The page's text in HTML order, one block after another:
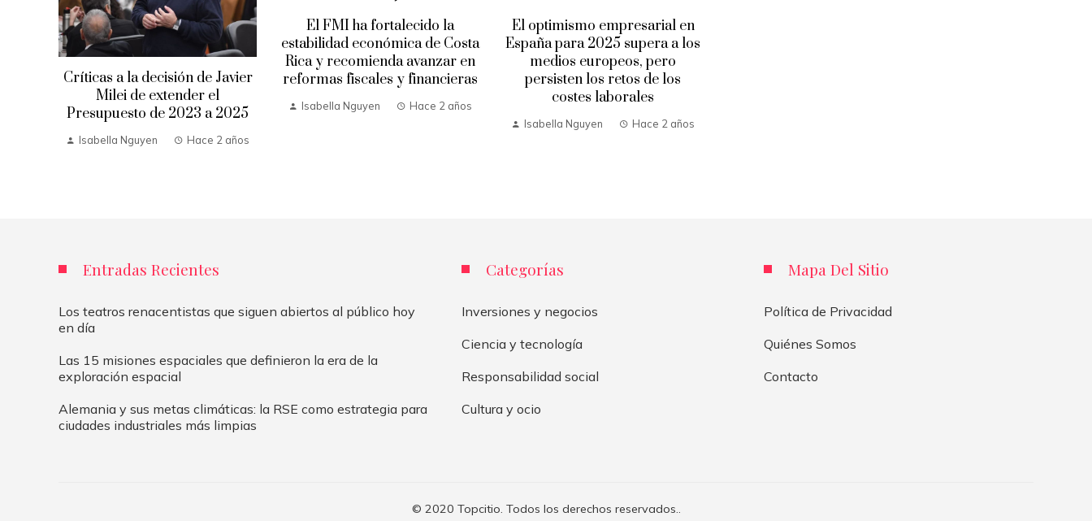
Críticas a la decisión de Javier
Milei de extender el
Presupuesto de 2023 a 2025
Isabella Nguyen Hace 2 años
El FMI ha fortalecido la
estabilidad económica de Costa
Rica y recomienda avanzar en
reformas fiscales y financieras
Isabella Nguyen Hace 2 años
El optimismo empresarial en
España para 2025 supera a los
medios europeos, pero
persisten los retos de los
costes laborales
Isabella Nguyen Hace 2 años
Entradas Recientes
Los teatros renacentistas que siguen abiertos al público hoy
en día
Las 15 misiones espaciales que definieron la era de la
exploración espacial
Alemania y sus metas climáticas: la RSE como estrategia para
ciudades industriales más limpias
Categorías
Inversiones y negocios
Ciencia y tecnología
Responsabilidad social
Cultura y ocio
Mapa Del Sitio
Política de Privacidad
Quiénes Somos
Contacto
© 2020 Topcitio. Todos los derechos reservados..